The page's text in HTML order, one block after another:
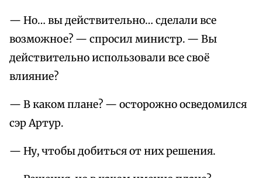
— Но… вы действительно… сделали все
возможное? — спросил министр. — Вы
действительно использовали все своё
влияние?
— В каком плане? — осторожно осведомился
сэр Артур.
— Ну, чтобы добиться от них решения.